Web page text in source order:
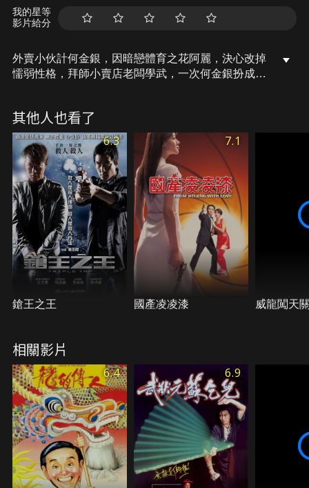
我的星等
影片給分
外賣小伙計何金銀，因暗戀體育之花阿麗，決心改掉
懦弱性格，拜師小賣店老闆學武，一次何金銀扮成蒙
真相，大師兄老羞成怒，矢誓要在擂台上將何金銀擊
斃……
其他人也看了
6.3
鎗王之王
7.1
國產凌凌漆 威龍闖天
相關影片
6.4 6.9